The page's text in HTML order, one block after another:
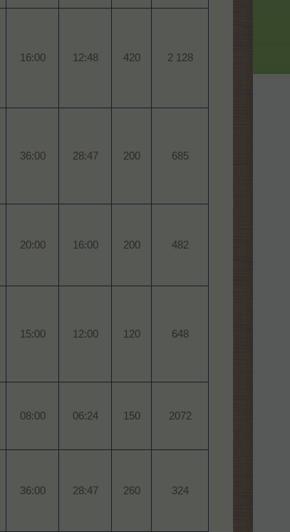
16:00​ 12:48​ 420​ 2 128​
36:00​ 28:47​ 200​ 685​
20:00​ 16:00​ 200​ 482​
15:00​ 12:00​ 120​ 648​
08:00​ 06:24​ 150​ 2072​
36:00​ 28:47​ 260​ 324​